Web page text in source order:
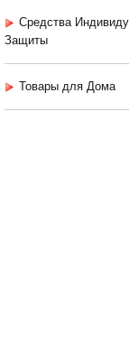
Средства
Защиты
Товары для Дома